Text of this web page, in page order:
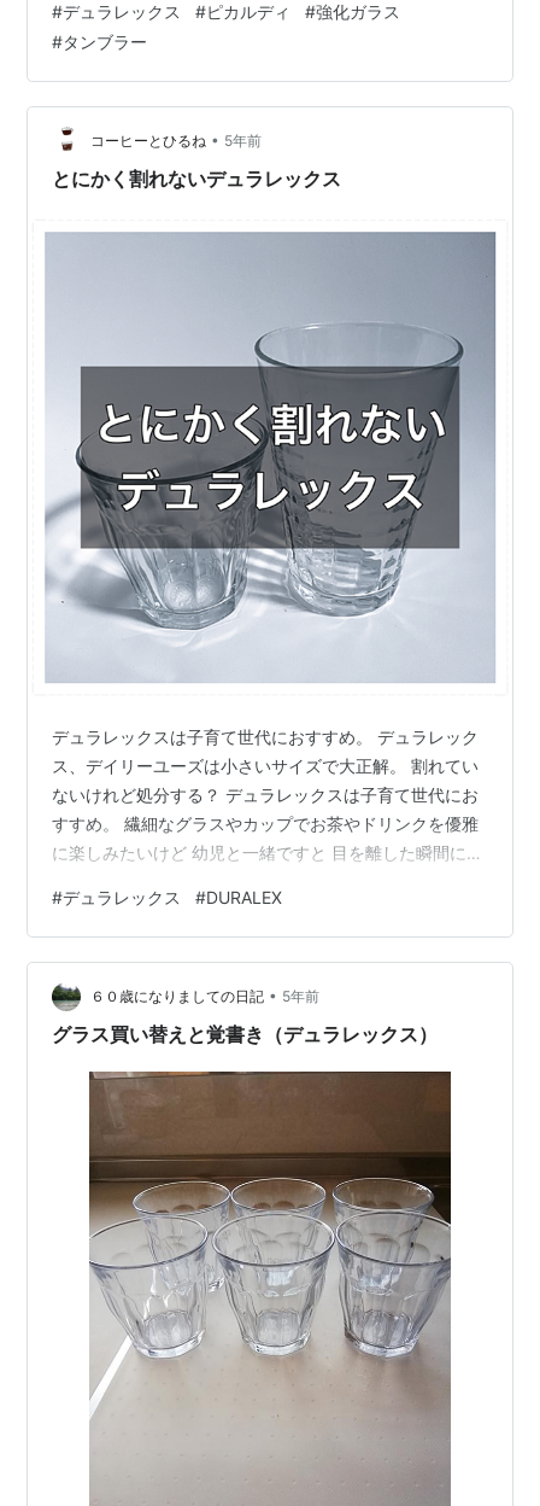
でも使ってみたくなって買いました。 はじめは１つ。友
達を呼ぶようになったりして２つ３つ・・・と買い足し
ていき、以来常時６つ持っています。 デュラレックスに
は、数種のグラスがありますが、私が使っているのは、
たぶん最もメジャーな「ピカルディ」というシリーズの
もの。 飲食店で見かけ…
#デュラレックス #ピカルディ #強化ガラス
#タンブラー
コーヒーとひるね • 5年前
とにかく割れないデュラレックス
デュラレックスは子育て世代におすすめ。 デュラレック
ス、デイリーユーズは小さいサイズで大正解。 割れてい
ないけれど処分する？ デュラレックスは子育て世代にお
すすめ。 繊細なグラスやカップでお茶やドリンクを優雅
に楽しみたいけど 幼児と一緒ですと 目を離した瞬間にぱ
て全然リラックスできないですよね。 お気に入りの器が
壊れた自分のショックだけでなく、 幼児が怪我しないよ
うに後片付けとか とり乱す幼児の心のケアとか グラス１
つ割れただけでも なかなか難易度高いスキルが求められ
ます。 とはいえ全部プラスチックにするのは味気ないと
#デュラレックス #DURALEX
６０歳になりましての日記 • 5年前
グラス買い替えと覚書き（デュラレックス）